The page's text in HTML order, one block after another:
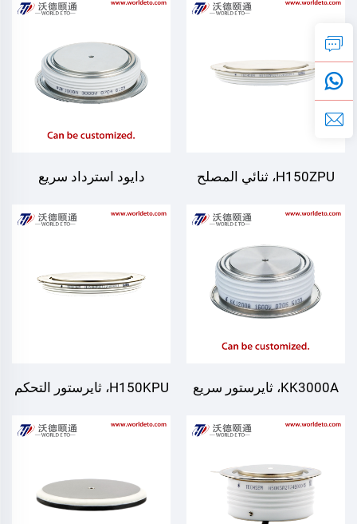
H150ZPU، ثنائي المصلح دايود استرداد سريع
KK3000A، ثايرستور سريع
لتطبيقات مختلفة.
H150KPU، ثايرستور التحكم